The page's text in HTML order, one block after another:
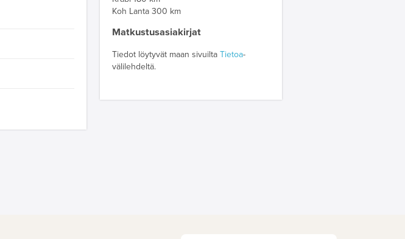
Koh Lanta 300 km
Matkustusasiakirjat
Tiedot löytyvät maan sivuiltaTietoa-
välilehdeltä.